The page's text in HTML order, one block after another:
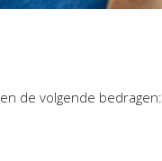
de volgende bedragen: